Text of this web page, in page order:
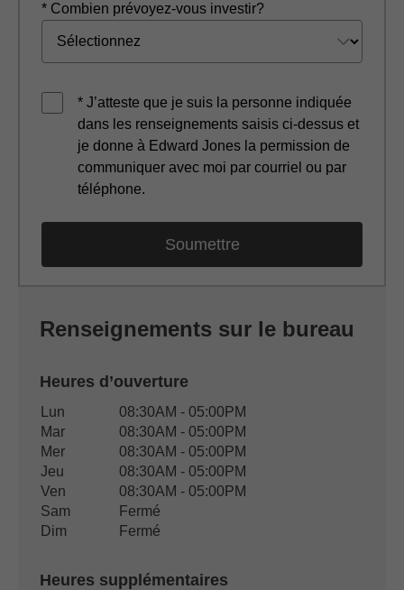
* Combien prévoyez-vous investir?
* J’atteste que je suis la personne indiquée
dans les renseignements saisis ci-dessus et
je donne à Edward Jones la permission de
communiquer avec moi par courriel ou par
téléphone.
Renseignements sur le bureau
Heures d’ouverture
Heures d’ouverture du bureau
Jour de semaineDisponibilité
Lun
08:30AM - 05:00PM
Mar
08:30AM - 05:00PM
Mer
08:30AM - 05:00PM
Jeu
08:30AM - 05:00PM
Ven
08:30AM - 05:00PM
Sam
Fermé
Dim
Fermé
Heures supplémentaires